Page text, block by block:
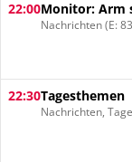
22:00Monitor: Arm
Nachrichten (E:
22:30Tagesthemen
Nachrichten,